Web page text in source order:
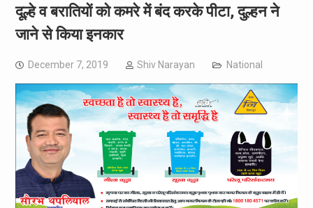
दूल्हे व बरातियों को कमरे में बंद करके पीटा, दुल्हन ने
जाने से किया इनकार
December 7, 2019 Shiv Narayan National